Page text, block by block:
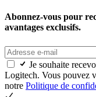
Abonnez-vous pour
avantages exclusifs.
Je souhaite
Logitech. Vous pouvez
notre Politique de